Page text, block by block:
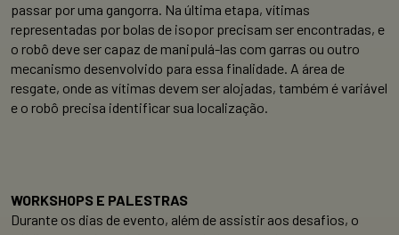
passar por uma gangorra. Na última etapa, vítimas
representadas por bolas de isopor precisam ser encontradas, e
o robô deve ser capaz de manipulá-las com garras ou outro
mecanismo desenvolvido para essa finalidade. A área de
resgate, onde as vítimas devem ser alojadas, também é variável
e o robô precisa identificar sua localização.
WORKSHOPS E PALESTRAS
Durante os dias de evento, além de assistir aos desafios, o